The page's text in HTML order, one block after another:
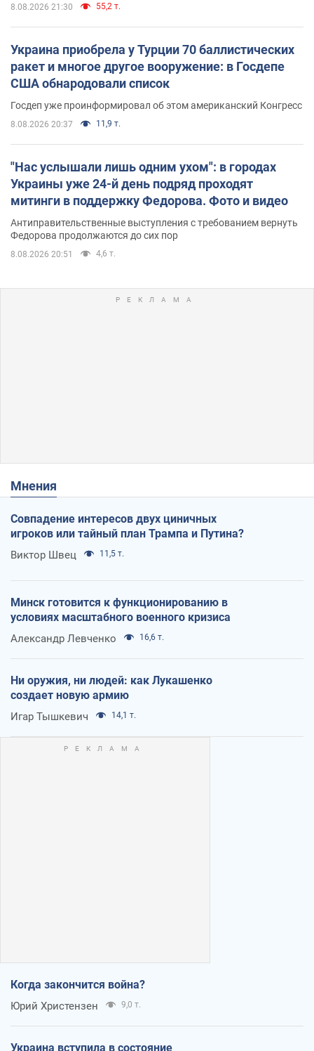
8.08.2026 21:30 55,2 т.
Украина приобрела у Турции 70 баллистических
ракет и многое другое вооружение: в Госдепе
США обнародовали список
Госдеп уже проинформировал об этом американский Конгресс
8.08.2026 20:37 11,9 т.
"Нас услышали лишь одним ухом": в городах
Украины уже 24-й день подряд проходят
митинги в поддержку Федорова. Фото и видео
Антиправительственные выступления с требованием вернуть
Федорова продолжаются до сих пор
8.08.2026 20:51 4,6 т.
Мнения
Совпадение интересов двух циничных
игроков или тайный план Трампа и Путина?
Виктор Швец 11,5 т.
Минск готовится к функционированию в
условиях масштабного военного кризиса
Александр Левченко 16,6 т.
Ни оружия, ни людей: как Лукашенко
создает новую армию
Игар Тышкевич 14,1 т.
Когда закончится война?
Юрий Христензен 9,0 т.
Украина вступила в состояние